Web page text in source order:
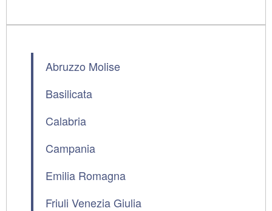
Abruzzo Molise
Basilicata
Calabria
Campania
Emilia Romagna
Friuli Venezia Giulia